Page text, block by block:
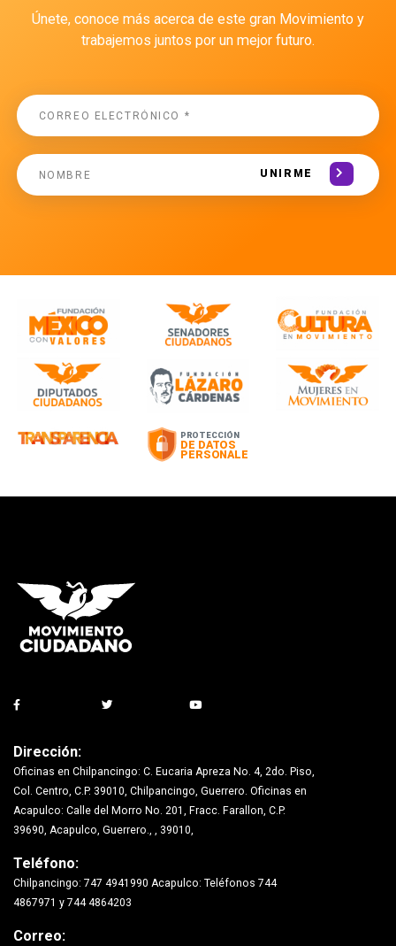
Únete, conoce más acerca de este gran Movimiento y
trabajemos juntos por un mejor futuro.
UNIRME
Dirección:
Oficinas en Chilpancingo: C. Eucaria Apreza No. 4, 2do. Piso,
Col. Centro, C.P. 39010, Chilpancingo, Guerrero. Oficinas en
Acapulco: Calle del Morro No. 201, Fracc. Farallon, C.P.
39690, Acapulco, Guerrero., , 39010,
Teléfono:
Chilpancingo: 747 4941990 Acapulco: Teléfonos 744
4867971 y 744 4864203
Correo: